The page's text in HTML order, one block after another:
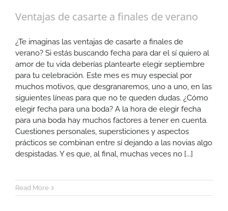
Ventajas de casarte a finales de verano
¿Te imaginas las ventajas de casarte a finales de
verano? Si estás buscando fecha para dar el sí quiero al
amor de tu vida deberías plantearte elegir septiembre
para tu celebración. Este mes es muy especial por
muchos motivos, que desgranaremos, uno a uno, en las
siguientes líneas para que no te queden dudas. ¿Cómo
elegir fecha para una boda? A la hora de elegir fecha
para una boda hay muchos factores a tener en cuenta.
Cuestiones personales, supersticiones y aspectos
prácticos se combinan entre sí dejando a las novias algo
despistadas. Y es que, al final, muchas veces no [...]
Read More